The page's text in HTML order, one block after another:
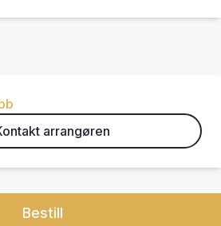
arrangøren
Bestill